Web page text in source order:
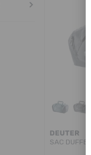
DEUTER
SAC